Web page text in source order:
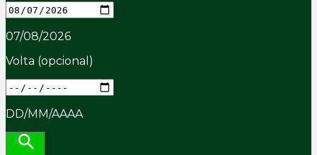
07/08/2026
Volta (opcional)
DD/MM/AAAA